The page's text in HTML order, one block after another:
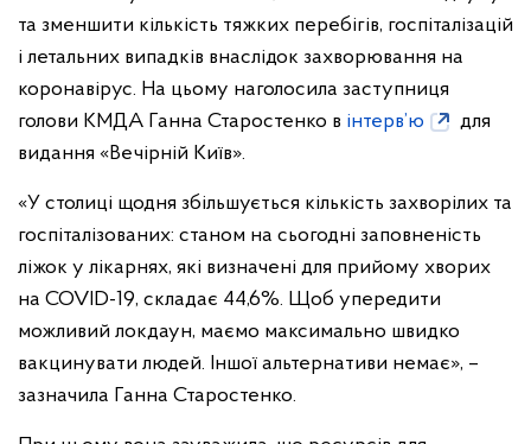
та зменшити кількість тяжких перебігів, госпіталізацій
і летальних випадків внаслідок захворювання на
коронавірус. На цьому наголосила заступниця
голови КМДА Ганна Старостенко в інтерв’ю
для
видання «Вечірній Київ».
«У столиці щодня збільшується кількість захворілих та
госпіталізованих: станом на сьогодні заповненість
ліжок у лікарнях, які визначені для прийому хворих
на COVID-19, складає 44,6%. Щоб упередити
можливий локдаун, маємо максимально швидко
вакцинувати людей. Іншої альтернативи немає», –
зазначила Ганна Старостенко.